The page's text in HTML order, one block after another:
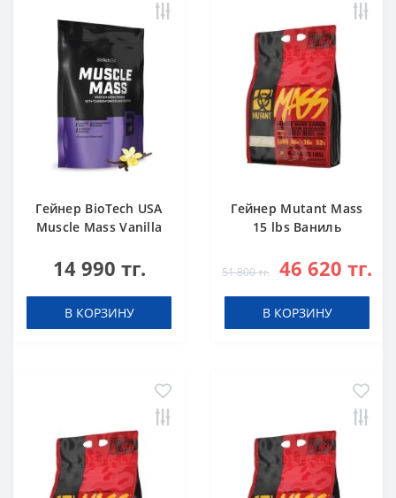
Гейнер BioTech USA
Muscle Mass Vanilla
14 990 тг.
В КОРЗИНУ
Гейнер Mutant Mass
15 lbs Ваниль
51 800 тг. 46 620 тг.
В КОРЗИНУ